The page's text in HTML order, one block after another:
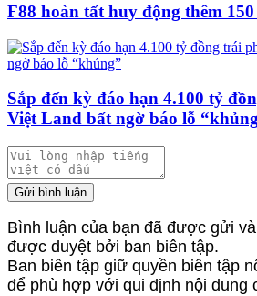
F88 hoàn tất huy động thêm
Sắp đến kỳ đáo hạn 4.100 tỷ
Việt Land bất ngờ báo lỗ
Gửi bình luận
Bình luận của bạn đã được gửi
được duyệt bởi ban biên tập.
Ban biên tập giữ quyền biên tập
để phù hợp với qui định nội dung